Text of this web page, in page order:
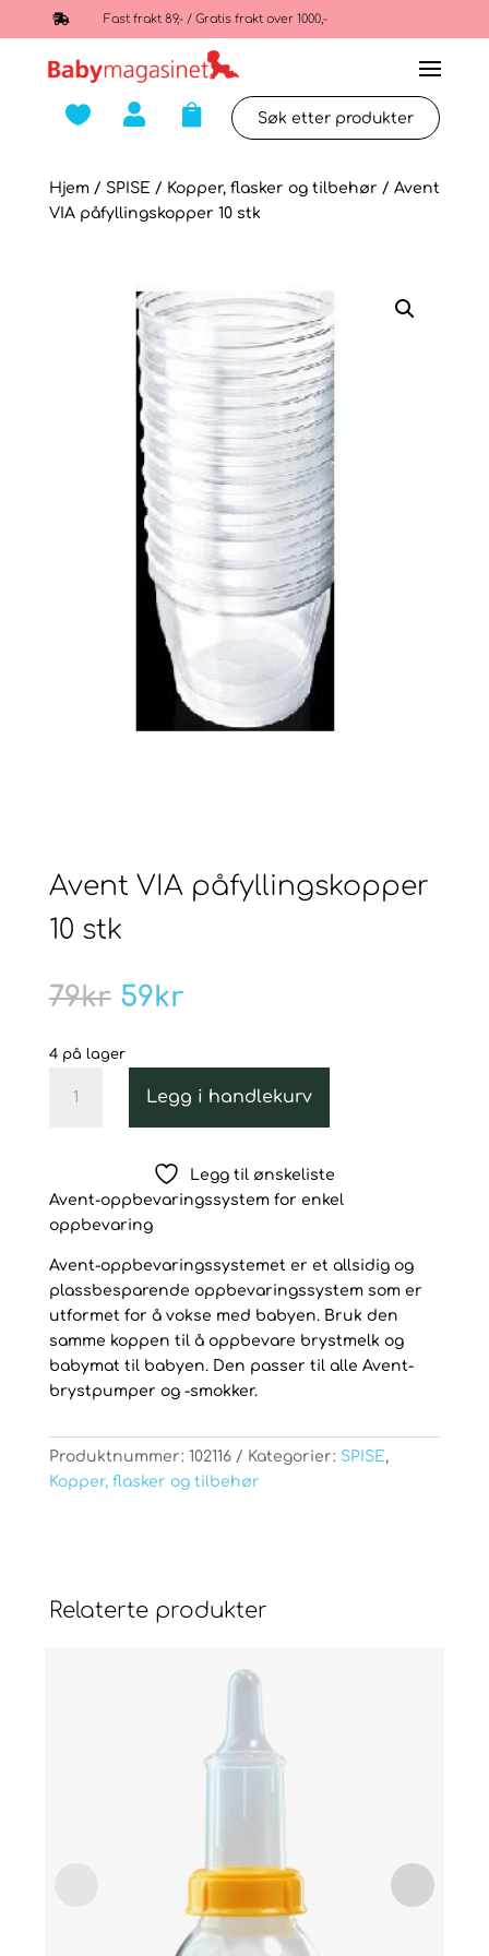
 Fast frakt 89,- / Gratis frakt over 1000,-
  
Hjem/ SPISE / Kopper, flasker og tilbehør / Avent
VIA påfyllingskopper 10 stk
Avent VIA påfyllingskopper
10 stk
79kr Opprinnelig
var:
79kr.
59krNåværende
59kr.
4 på lager
påfyllingskopper
antall
Legg i handlekurv
Legg til ønskeliste
Avent-oppbevaringssystem for enkel
oppbevaring
Avent-oppbevaringssystemet er et allsidig og
plassbesparende oppbevaringssystem som er
utformet for å vokse med babyen. Bruk den
samme koppen til å oppbevare brystmelk og
babymat til babyen. Den passer til alle Avent-
brystpumper og -smokker.
Produktnummer: 102116 Kategorier: SPISE,
Kopper, flasker og tilbehør
Relaterte produkter